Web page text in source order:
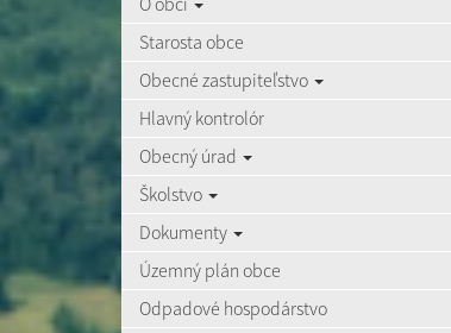
Starosta obce
Obecné zastupiteľstvo
Hlavný kontrolór
Obecný úrad
Školstvo
Dokumenty
Územný plán obce
Odpadové hospodárstvo